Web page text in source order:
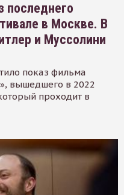
последнего
в Москве. В
и Муссолини
показ фильма
вышедшего в 2022
проходит в